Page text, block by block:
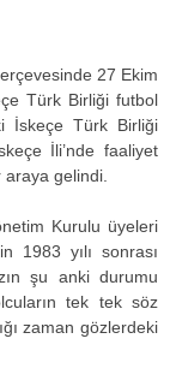
27 Ekim
Türk Birliği futbol
İskeçe Türk Birliği
İli’nde faaliyet
araya gelindi.
Kurulu üyeleri
1983 yılı sonrası
şu anki durumu
tek tek söz
zaman gözlerdeki